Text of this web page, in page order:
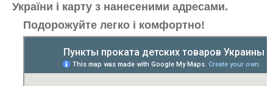
України і карту з нанесеними адресами.
Подорожуйте легко і комфортно!